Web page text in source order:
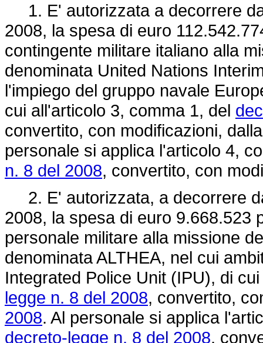
1. E' autorizzata a decorrere
2008, la spesa di euro
contingente militare italiano alla
denominata United Nations
l'impiego del gruppo navale
cui all'articolo 3, comma 1, del
convertito, con modificazioni,
personale si applica l'articolo 4,
n. 8 del 2008, convertito, con
2. E' autorizzata, a decorrere
2008, la spesa di euro 9.668.523
personale militare alla missione
denominata ALTHEA, nel cui
Integrated Police Unit (IPU), di
legge n. 8 del 2008, convertito,
2008. Al personale si applica
decreto-legge n. 8 del 2008,